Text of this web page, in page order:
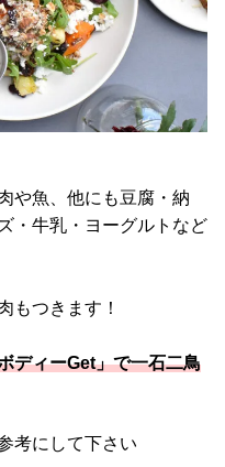
や魚、他にも豆腐・納
・牛乳・ヨーグルトなど
もつきます！
ディーGet」で一石二鳥
考にして下さい